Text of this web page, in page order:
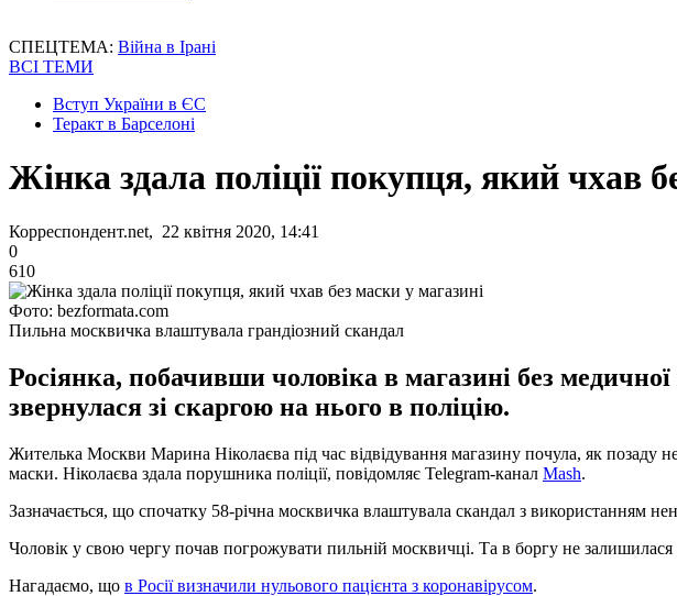
СПЕЦТЕМА: Війна в Ірані
ВСІ ТЕМИ
Вступ України в ЄС
Теракт в Барселоні
Жінка здала поліції покупця, який чхав
Корреспондент.net, 22 квітня 2020, 14:41
0
610
Фото: bezformata.com
Пильна москвичка влаштувала грандіозний скандал
Росіянка, побачивши чоловіка в магазині без
звернулася зі скаргою на нього в поліцію.
Жителька Москви Марина Ніколаєва під час відвідування магазину почула, як позаду
маски. Ніколаєва здала порушника поліції, повідомляє Telegram-канал Mash.
Зазначається, що спочатку 58-річна москвичка влаштувала скандал з використанням
Чоловік у свою чергу почав погрожувати пильній москвичці. Та в боргу не
Нагадаємо, що в Росії визначили нульового пацієнта з коронавірусом.